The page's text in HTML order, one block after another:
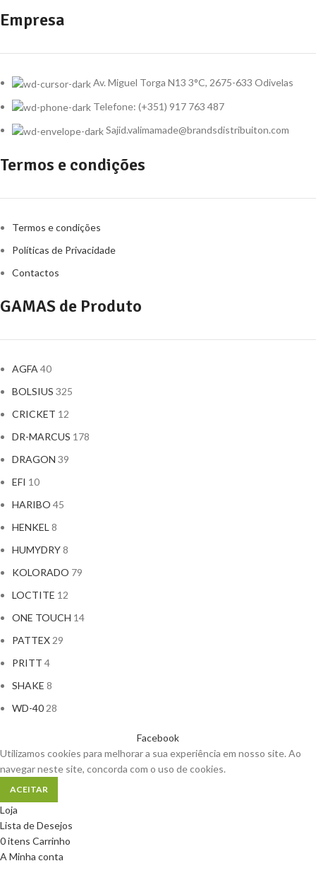
Empresa
Av. Miguel Torga N13 3°C, 2675-633 Odivelas
Telefone: (+351) 917 763 487
Sajid.valimamade@brandsdistribuiton.com
Termos e condições
Termos e condições
Políticas de Privacidade
Contactos
GAMAS de Produto
AGFA 40
BOLSIUS 325
CRICKET 12
DR-MARCUS 178
DRAGON 39
EFI 10
HARIBO 45
HENKEL 8
HUMYDRY8
KOLORADO 79
LOCTITE 12
ONE TOUCH 14
PATTEX 29
PRITT 4
SHAKE 8
WD-40 28
Facebook
Utilizamos cookies para melhorar a sua experiência em nosso site. Ao
navegar neste site, concorda com o uso de cookies.
ACEITAR
Loja
Lista de Desejos
0itens Carrinho
A Minha conta